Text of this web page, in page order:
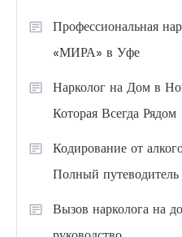
Профессиональная
«МИРА» в Уфе
Нарколог на Дом в
Которая Всегда Рядом
Кодирование от
Полный путеводитель
Вызов нарколога на